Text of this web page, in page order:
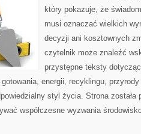
który pokazuje, że
musi oznaczać wielkich
decyzji ani kosztownych
czytelnik może znaleźć
przystępne teksty
energii, recyklingu,
styl życia. Strona została
współczesne wyzwania